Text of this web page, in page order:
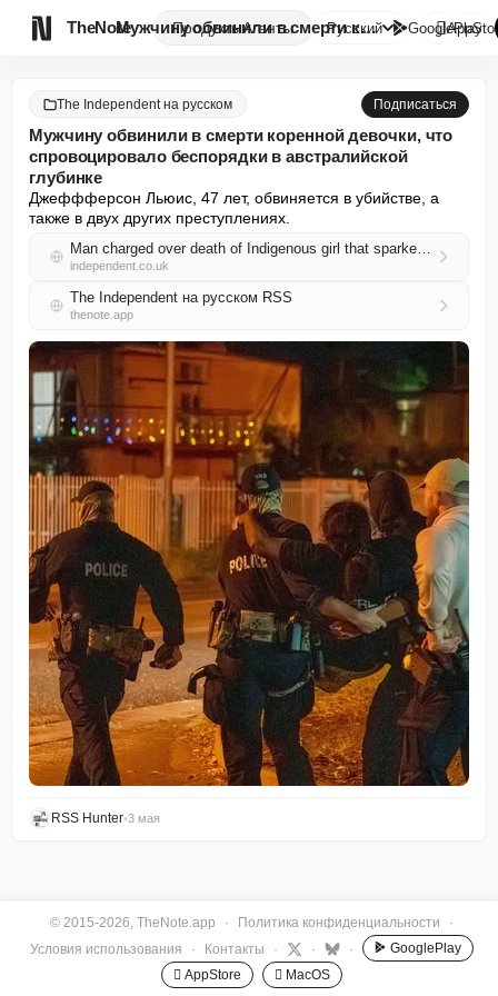
TheNote ПродуктыАгенты Мужчину обвинили в смерти коре...
Русский GooglePlay

The Independent на русском Подписаться
Мужчину обвинили в смерти коренной девочки, что
спровоцировало беспорядки в австралийской
глубинке
Джеффферсон Льюис, 47 лет, обвиняется в убийстве, а
также в двух других преступлениях.
Man charged over death of Indigenous girl that sparked Australian outback riots
independent.co.uk
The Independent на русском RSS
thenote.app
RSS Hunter•3 мая
© 2015-2026, TheNote.app · Политика конфиденциальности
·
Условия использования
· Контакты · · ·
GooglePlay
 AppStore
 MacOS